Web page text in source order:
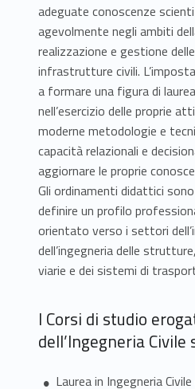
adeguate conoscenze
agevolmente negli ambiti
realizzazione e gestione
infrastrutture civili.
a formare una figura di
nell’esercizio delle proprie
moderne metodologie e
capacità relazionali e
aggiornare le proprie
Gli ordinamenti didattici
definire un profilo
orientato verso i settori
dell’ingegneria delle
viarie e dei sistemi di
I Corsi di studio
dell’Ingegneria Civile
Laurea in Ingegneria